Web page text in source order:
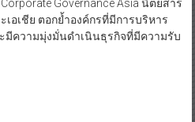
Governance Asia นิตยสาร
อเชีย ตอกย้ำองค์กรที่มีการบริหาร
มีความมุ่งมั่นดำเนินธุรกิจที่มีความรับ